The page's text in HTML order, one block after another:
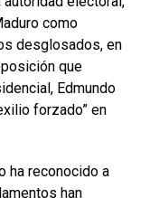
como
desglosados, en
que
Edmundo
forzado” en
ha reconocido a
han